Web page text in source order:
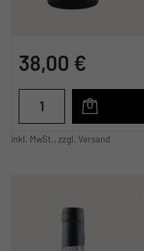
38,00 €
inkl. MwSt., zzgl. Versand